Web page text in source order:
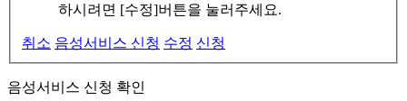
하시려면 [수정]버튼을 눌러주세요.
취소 음성서비스 신청 수정 신청
음성서비스 신청 확인